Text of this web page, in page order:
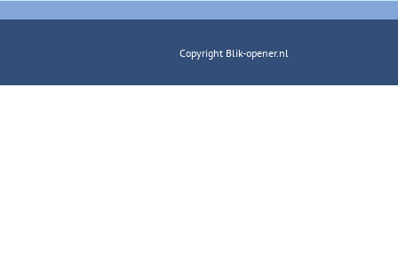
Copyright Blik-opener.nl